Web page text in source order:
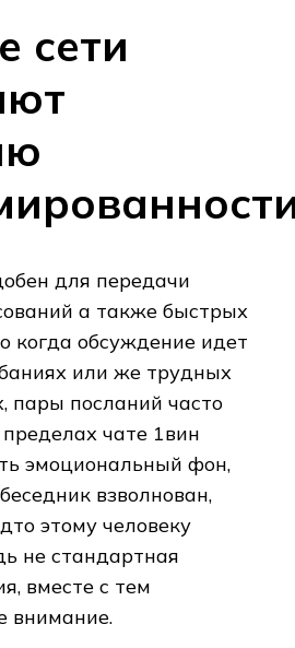
сети
для передачи
а также быстрых
когда обсуждение идет
или же трудных
пары посланий часто
чате 1вин
эмоциональный фон,
взволнован,
этому человеку
не стандартная
вместе с тем
внимание.